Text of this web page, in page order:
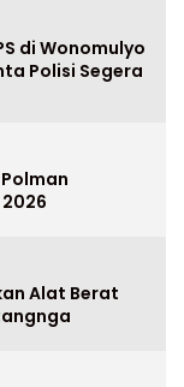
di Wonomulyo
Polisi Segera
Alat Berat